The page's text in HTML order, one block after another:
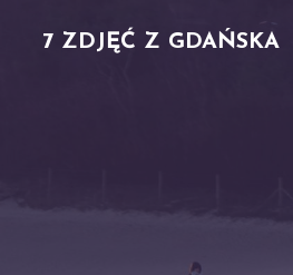
7 ZDJĘĆ Z GDAŃSKA